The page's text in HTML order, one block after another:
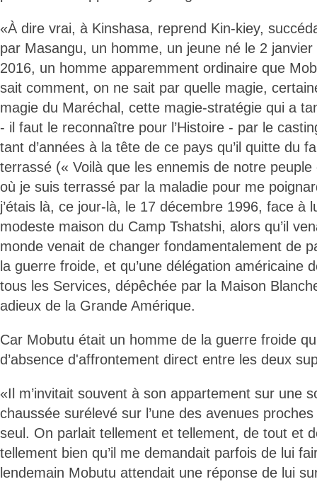
«À dire vrai, à Kinshasa, reprend Kin-kiey,
par Masangu, un homme, un jeune né le 2
2016, un homme apparemment ordinaire que
sait comment, on ne sait par quelle magie,
magie du Maréchal, cette magie-stratégie qui a
- il faut le reconnaître pour l’Histoire - par le
tant d’années à la tête de ce pays qu’il quitte du
terrassé (« Voilà que les ennemis de notre
où je suis terrassé par la maladie pour me
j’étais là, ce jour-là, le 17 décembre 1996, face à
modeste maison du Camp Tshatshi, alors qu’il
monde venait de changer fondamentalement de
la guerre froide, et qu’une délégation américaine
tous les Services, dépêchée par la Maison
adieux de la Grande Amérique.
Car Mobutu était un homme de la guerre froide
d’absence d'affrontement direct entre les deux
«Il m’invitait souvent à son appartement sur une
chaussée surélevé sur l’une des avenues
seul. On parlait tellement et tellement, de tout et
tellement bien qu’il me demandait parfois de lui
lendemain Mobutu attendait une réponse de lui